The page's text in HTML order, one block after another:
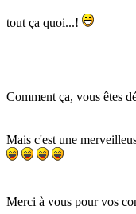
tout ça quoi...!
Comment ça, vous êtes
Mais c'est une
Merci à vous pour vos